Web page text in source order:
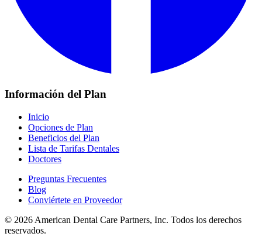
Información del Plan
Inicio
Opciones de Plan
Beneficios del Plan
Lista de Tarifas Dentales
Doctores
Preguntas Frecuentes
Blog
Conviértete en Proveedor
© 2026 American Dental Care Partners, Inc. Todos los derechos
reservados.